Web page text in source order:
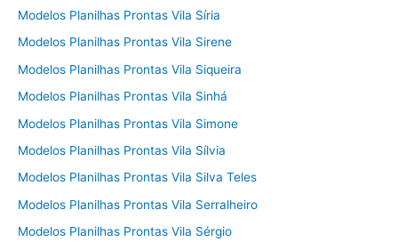
Modelos Planilhas Prontas Vila Síria
Modelos Planilhas Prontas Vila Sirene
Modelos Planilhas Prontas Vila Siqueira
Modelos Planilhas Prontas Vila Sinhá
Modelos Planilhas Prontas Vila Simone
Modelos Planilhas Prontas Vila Sílvia
Modelos Planilhas Prontas Vila Silva Teles
Modelos Planilhas Prontas Vila Serralheiro
Modelos Planilhas Prontas Vila Sérgio